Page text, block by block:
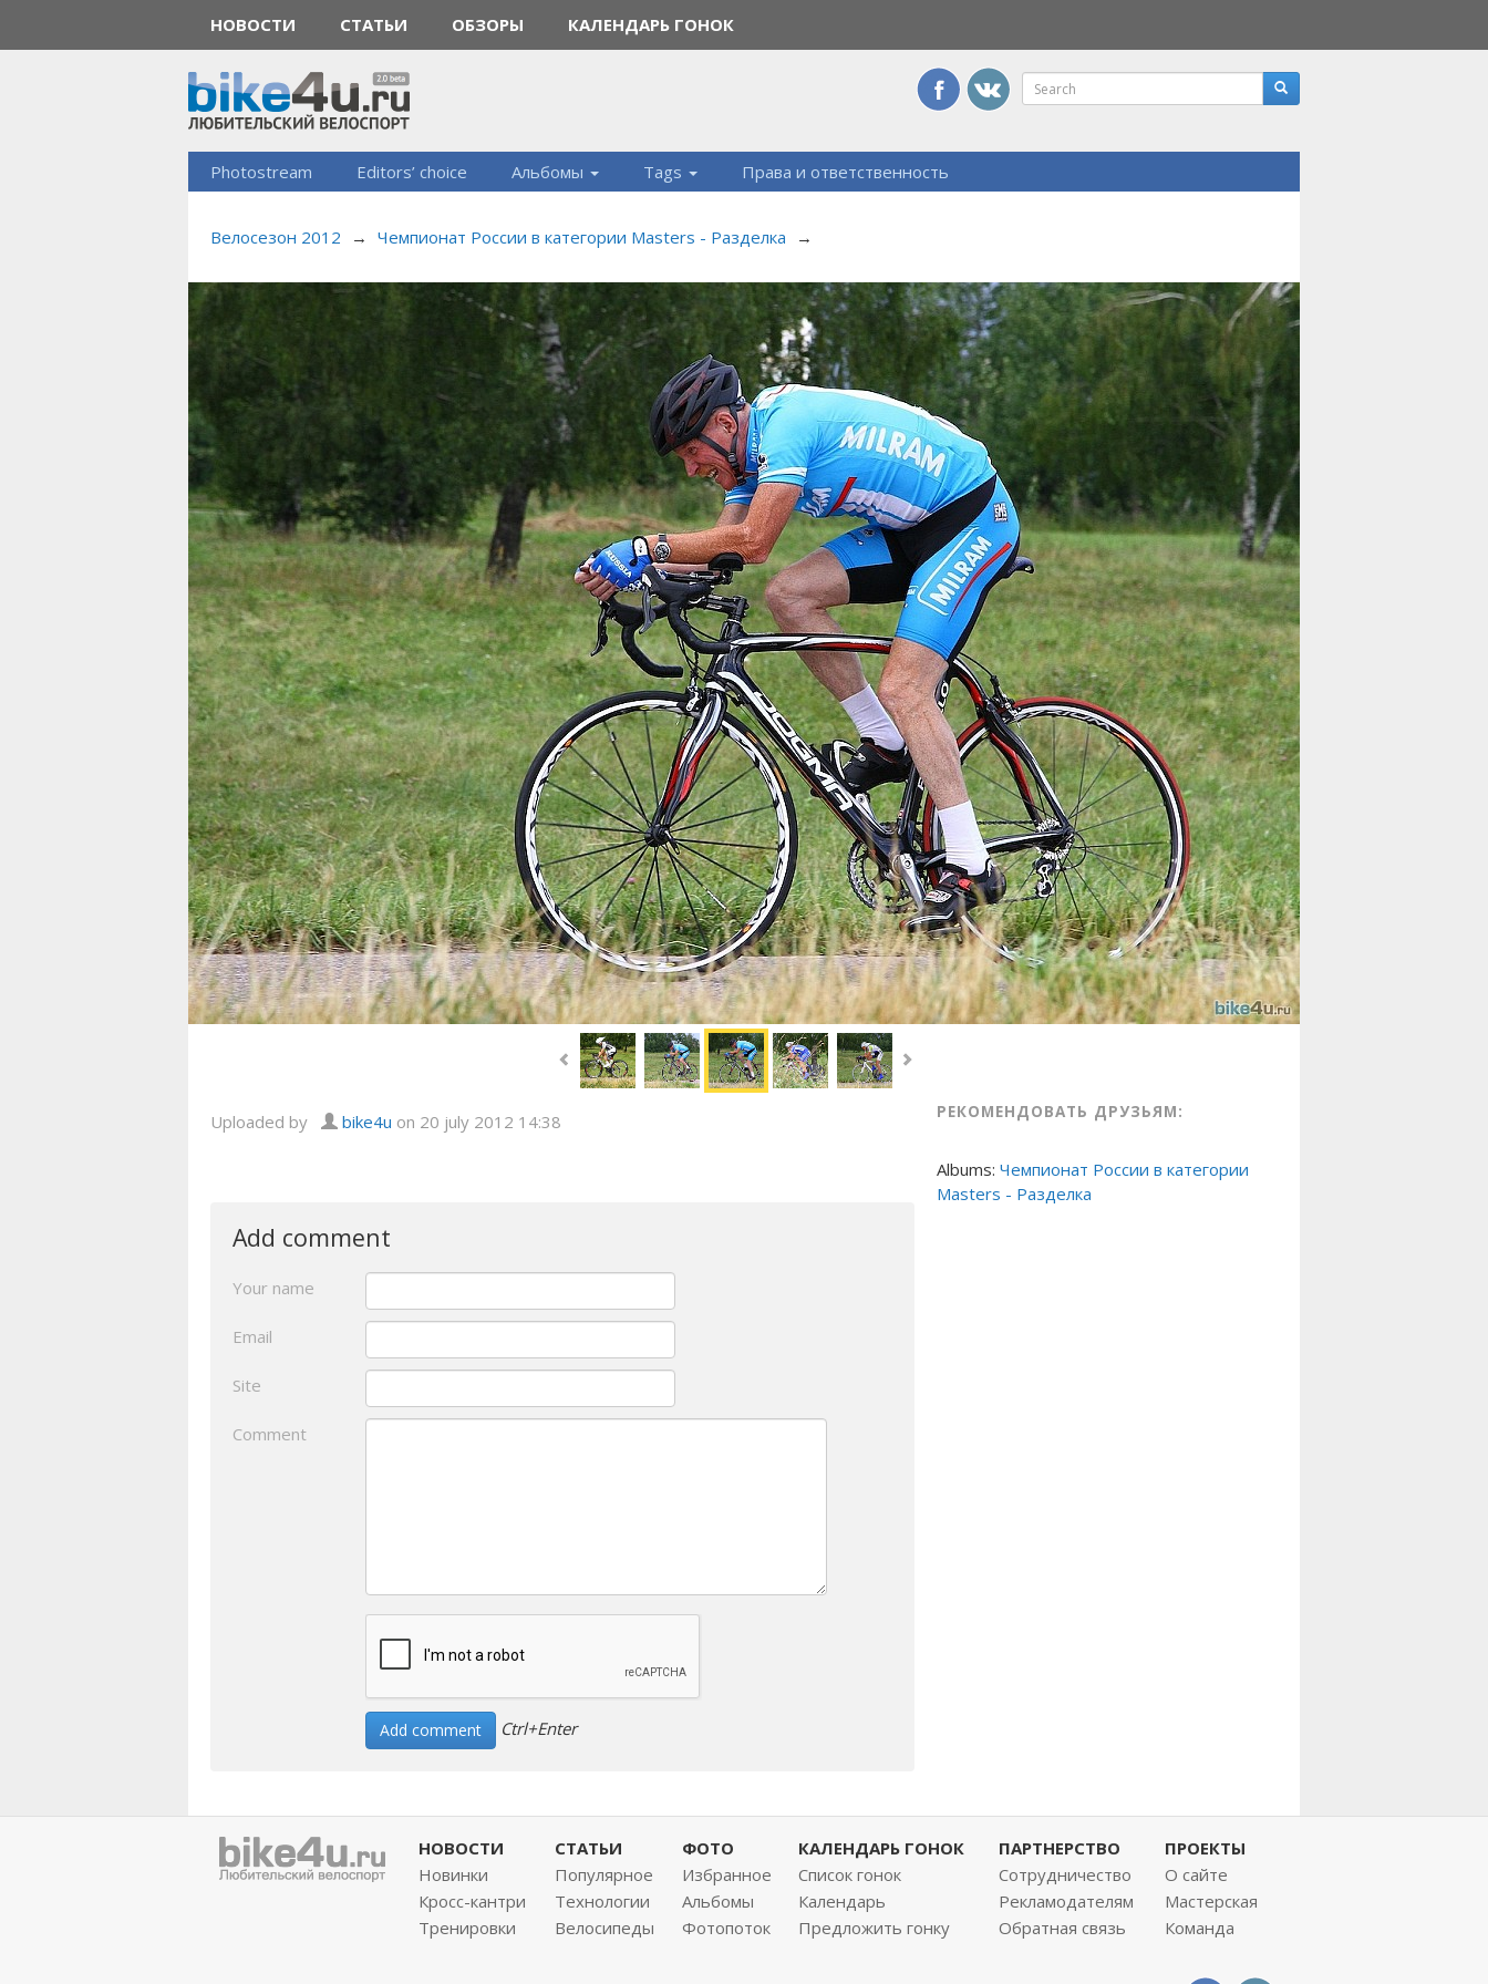
НОВОСТИ СТАТЬИ ОБЗОРЫ КАЛЕНДАРЬ ГОНОК
Photostream Editors’ choice Альбомы Tags Права и ответственность
Велосезон 2012 → Чемпионат России в категории Masters - Разделка →
Uploaded by bike4u on 20 july 2012 14:38
Add comment
Your name
Email
Site
Comment
Ctrl+Enter
РЕКОМЕНДОВАТЬ ДРУЗЬЯМ:
Albums: Чемпионат России в категории
Masters - Разделка
НОВОСТИ
Новинки
Кросс-кантри
Тренировки
СТАТЬИ
Популярное
Технологии
Велосипеды
ФОТО
Избранное
Альбомы
Фотопоток
КАЛЕНДАРЬ ГОНОК
Список гонок
Календарь
Предложить гонку
ПАРТНЕРСТВО
Сотрудничество
Рекламодателям
Обратная связь
ПРОЕКТЫ
О сайте
Мастерская
Команда